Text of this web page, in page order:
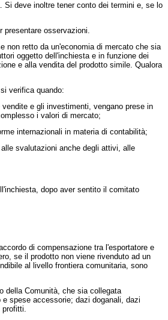
deve inoltre tener conto dei termini e, se lo
osservazioni.
non retto da un'economia di mercato che sia
oggetto dell'inchiesta e in funzione dei
e alla vendita del prodotto simile. Qualora
verifica quando:
e gli investimenti, vengano prese in
i valori di mercato;
internazionali in materia di contabilità;
svalutazioni anche degli attivi, alle
dopo aver sentito il comitato
di compensazione tra l'esportatore e
se il prodotto non viene rivenduto ad un
al livello frontiera comunitaria, sono
della Comunità, che sia collegata
spese accessorie; dazi doganali, dazi
profitti.